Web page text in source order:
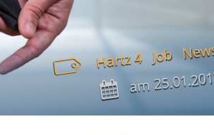
Hartz 4 Job
am